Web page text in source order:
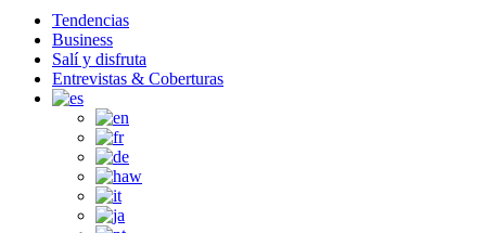
Tendencias
Business
Salí y disfruta
Entrevistas & Coberturas